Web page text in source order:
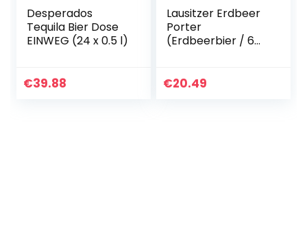
Desperados
Tequila Bier Dose
EINWEG (24 x 0.5 l)
€39.88
Lausitzer Erdbeer
Porter
(Erdbeerbier / 6
Mehrweg
€20.49